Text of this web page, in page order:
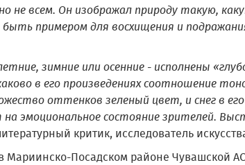
не всем. Он изображал природу такую,
быть примером для восхищения и
зимние или осенние - исполнены
в его произведениях соотношение
оттенков зеленый цвет, и снег в
на эмоциональное состояние зрителей.
критик, исследователь
Мариинско-Посадском районе Чувашской